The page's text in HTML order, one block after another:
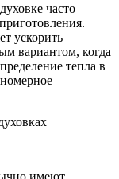
часто
ускорить
вариантом, когда
тепла в
имеют